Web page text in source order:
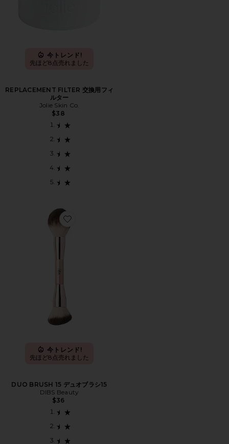
今トレンド!
先ほど8点売れました
REPLACEMENT FILTER 交換用フィ
ルター
Jolie Skin Co.
$38
Favorite DUO BRUSH 15 デュオブラシ15
今トレンド!
先ほど8点売れました
DUO BRUSH 15 デュオブラシ15
DIBS Beauty
$36